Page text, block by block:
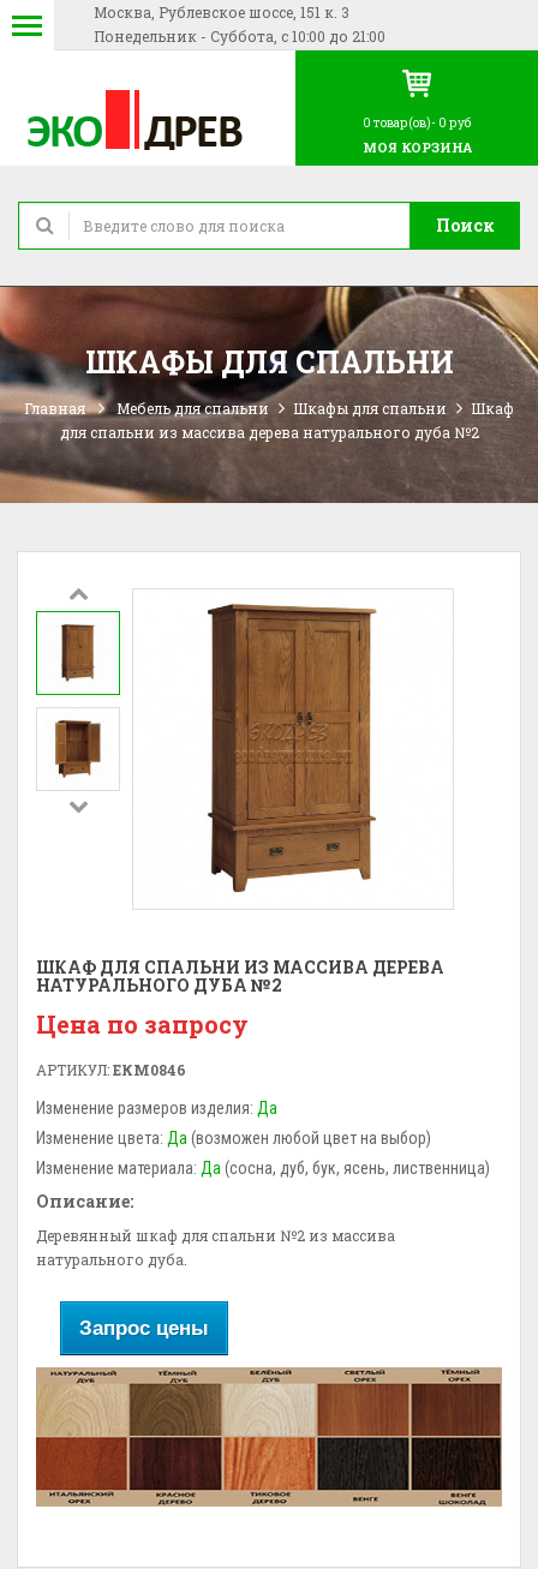
Москва, Рублевское шоссе, 151 к. 3
Понедельник - Суббота, с 10:00 до 21:00
Поиск
0 товар(ов)- 0 руб
МОЯ КОРЗИНА
ШКАФЫ ДЛЯ СПАЛЬНИ
Главная Мебель для спальни Шкафы для спальни
Шкаф
для спальни из массива дерева натурального дуба №2
ШКАФ ДЛЯ СПАЛЬНИ ИЗ МАССИВА ДЕРЕВА
НАТУРАЛЬНОГО ДУБА №2
Цена по запросу
АРТИКУЛ:ЕКМ0846
Изменение размеров изделия: Да
Изменение цвета: Да (возможен любой цвет на выбор)
Изменение материала: Да (сосна, дуб, бук, ясень, лиственница)
Описание:
Деревянный шкаф для спальни №2 из массива
натурального дуба.
Запрос цены